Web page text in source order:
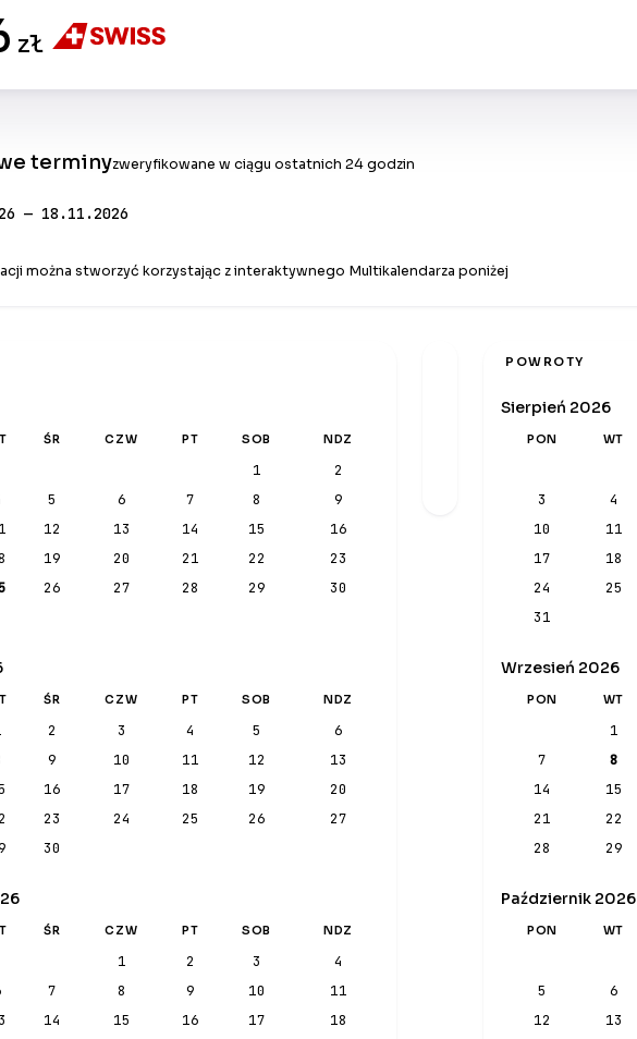
zł
terminyzweryfikowane w ciągu ostatnich 24 godzin
— 18.11.2026
można stworzyć korzystając z interaktywnego Multikalendarza poniżej
ŚR CZW PT SOB NDZ
1
2
5 6 7 8
9
12 13 14 15
16
19 20 21 22
23
26 27 28 29
30
ŚR CZW PT SOB NDZ
2 3 4 5
6
9 10 11 12
13
16 17 18 19
20
23 24 25 26
27
30
ŚR CZW PT SOB NDZ
1 2 3
4
7 8 9 10
11
14 15 16 17
18
POWROTY
Sierpień 2026
PON WT
3
4
10
11
17
18
24
25
31
Wrzesień 2026
PON WT
1
7
8
14
15
21
22
28
29
Październik 2026
PON WT
5
6
12
13